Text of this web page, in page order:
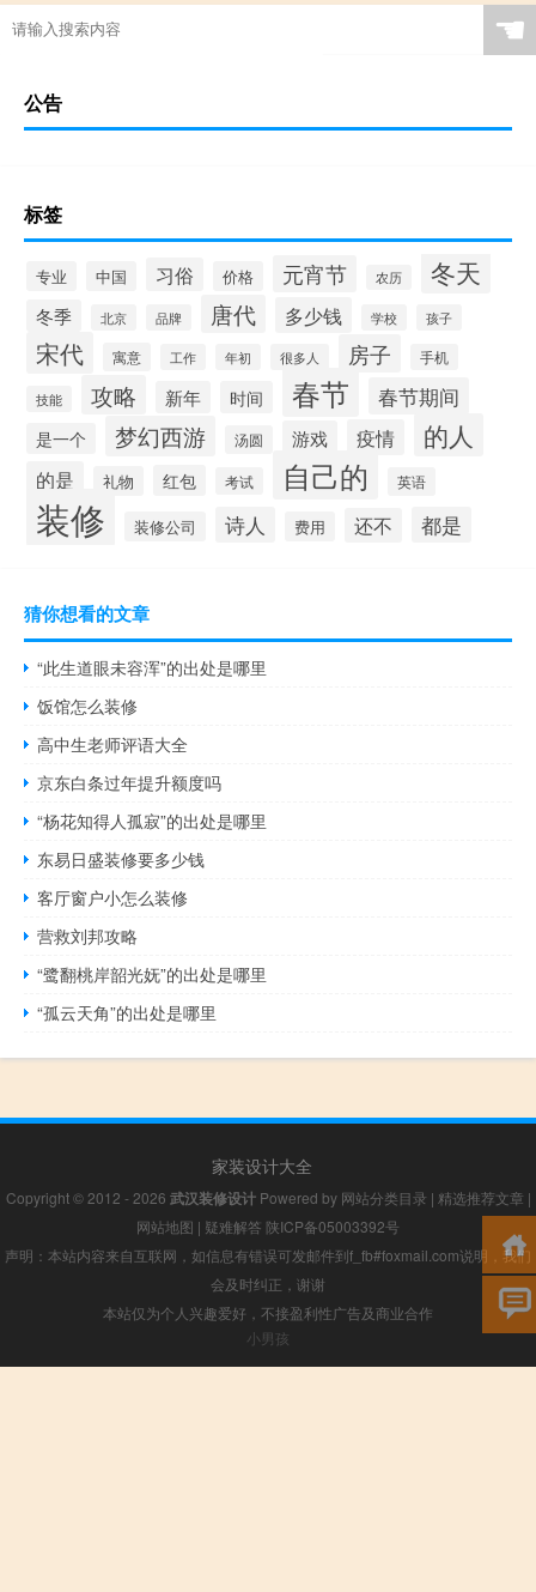
☚
公告
标签
专业 中国 习俗 价格 元宵节 农历 冬天
冬季 北京 品牌 唐代 多少钱 学校 孩子
宋代 寓意 工作 年初 很多人 房子 手机
技能 攻略 新年 时间 春节 春节期间
是一个 梦幻西游 汤圆 游戏 疫情 的人
的是 礼物 红包 考试 自己的 英语
装修 装修公司 诗人 费用 还不 都是
猜你想看的文章
“此生道眼未容浑”的出处是哪里
饭馆怎么装修
高中生老师评语大全
京东白条过年提升额度吗
“杨花知得人孤寂”的出处是哪里
东易日盛装修要多少钱
客厅窗户小怎么装修
营救刘邦攻略
“鹭翻桃岸韶光妩”的出处是哪里
“孤云天角”的出处是哪里
家装设计大全
Copyright © 2012 - 2026 武汉装修设计Powered by 网站分类目录 | 精选推荐文章 |
网站地图 | 疑难解答 陕ICP备05003392号
声明：本站内容来自互联网，如信息有错误可发邮件到f_fb#foxmail.com说明，我们
会及时纠正，谢谢
本站仅为个人兴趣爱好，不接盈利性广告及商业合作
小男孩